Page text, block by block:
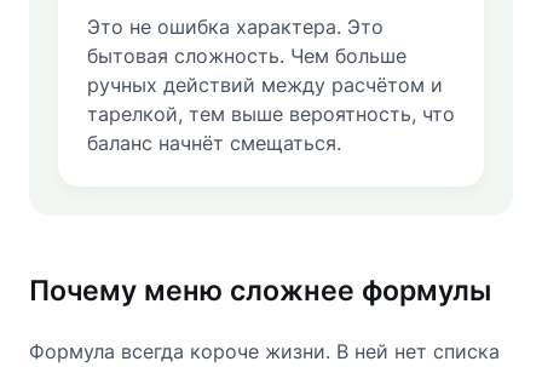
Это не ошибка характера. Это
бытовая сложность. Чем больше
ручных действий между расчётом и
тарелкой, тем выше вероятность, что
баланс начнёт смещаться.
Почему меню сложнее формулы
Формула всегда короче жизни. В ней нет списка